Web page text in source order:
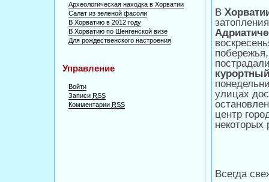
Археологическая находка в Хорватии
Салат из зеленой фасоли
В Хорватию в 2012 году
В Хорватию по Шенгенской визе
Для рождественского настроения
Управление
Войти
Записи RSS
Комментарии RSS
В
улицах
центр
некоторых
Всегда